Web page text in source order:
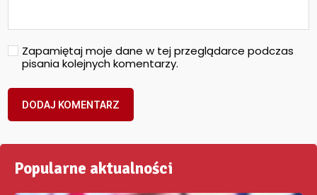
Zapamiętaj moje dane w tej przeglądarce podczas
pisania kolejnych komentarzy.
Popularne aktualności